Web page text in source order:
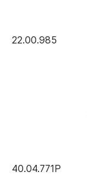
22.00.985
40.04.771P